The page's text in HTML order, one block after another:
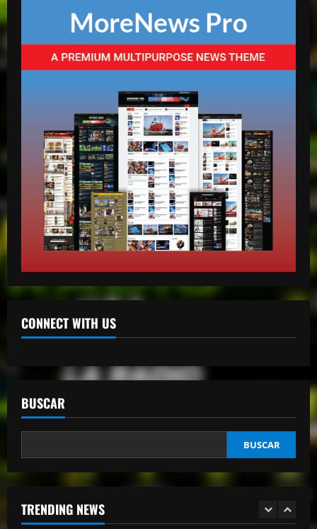
CONNECT WITH US
BUSCAR
BUSCAR
TRENDING NEWS
5
El Torito sobre caso Jet Set: “Yo tuve
amistad con Antonio y su hermana, pero
yo quiero justicia”
abril 23, 2026
1
mango radio usa
EN VIVO DESDE LA ROMANA REPUBLICA
DOMINICANA
mayo 14, 2026
2
mango radio usa
Escolta presidencial se accidenta y deja
tres heridos en Puerto Plata
abril 27, 2026
3
mango radio usa
Comunicador propina bofetada al padre
de una víctima del Jet Set en el Palacio
de Justicia
abril 27, 2026
mango radio usa
“Despacito” llega a los 9 billones de
abril 27, 2026
5
El Torito sobre caso Jet Set: “Yo tuve
amistad con Antonio y su hermana, pero